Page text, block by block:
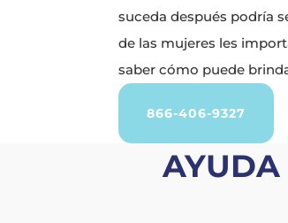
suceda después podría
de las mujeres les
saber cómo puede
866-406-9327